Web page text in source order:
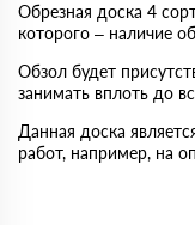
Обрезная доска 4
которого – наличие
Обзол будет
занимать вплоть до
Данная доска
работ, например, на